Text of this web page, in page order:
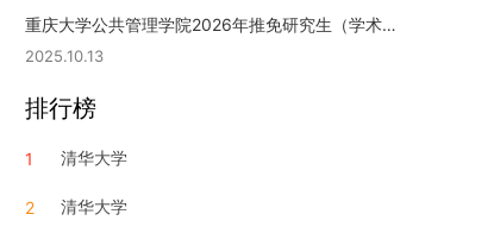
重庆大学公共管理学院2026年推免研究生（学术型硕士）复试实施细则
2025.10.13
排行榜
1 清华大学
2 清华大学